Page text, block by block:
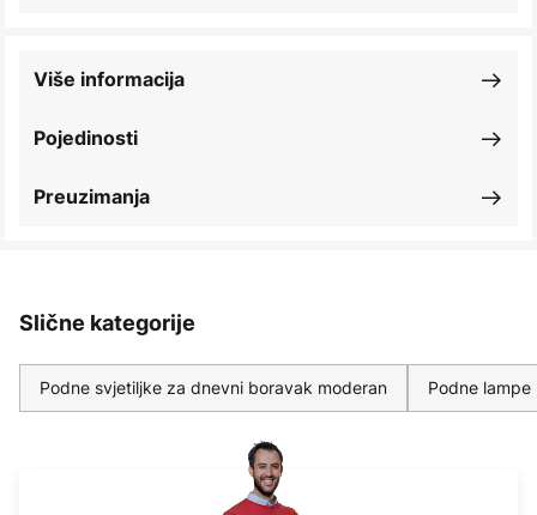
Pojedinosti
Više informacija
Preuzimanja
Slične kategorije
Podne svjetiljke za dnevni boravak moderan Podne lampe